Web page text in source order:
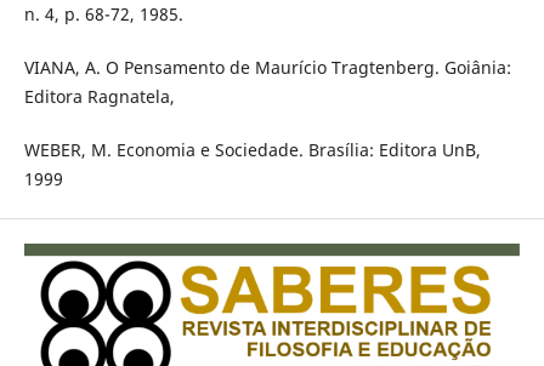
n. 4, p. 68-72, 1985.
VIANA, A. O Pensamento de Maurício Tragtenberg. Goiânia:
Editora Ragnatela,
WEBER, M. Economia e Sociedade. Brasília: Editora UnB,
1999